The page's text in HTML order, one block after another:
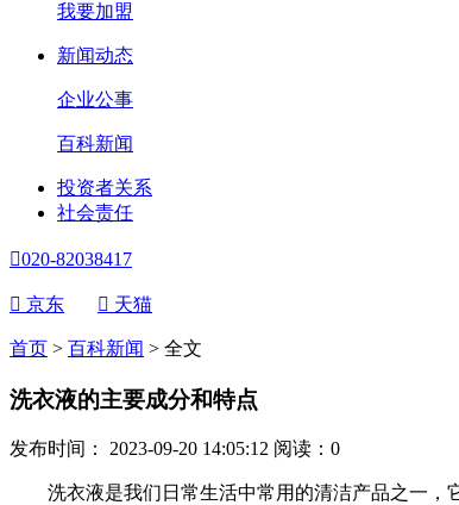
我要加盟
新闻动态
企业公事
百科新闻
投资者关系
社会责任
020-82038417
 京东  天猫
首页 > 百科新闻 > 全文
洗衣液的主要成分和特点
发布时间： 2023-09-20 14:05:12 阅读： 0
洗衣液是我们日常生活中常用的清洁产品之一，它